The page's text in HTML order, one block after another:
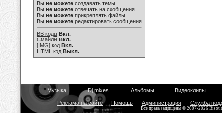
Вы не можете создавать темы
Вы не можете отвечать на сообщения
Вы не можете прикреплять файлы
Вы не можете редактировать сообщения
BB коды Вкл.
Смайлы Вкл.
[IMG] код Вкл.
HTML код Выкл.
Музыка Dj mixes Альбомы Видеоклипы
Реклама на сайте Помощь Администрация Служба
Все права защищены © 2007-2026